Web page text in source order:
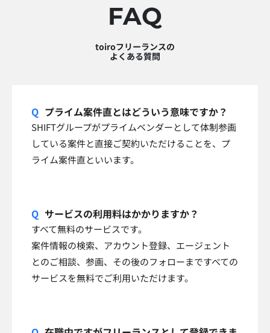
FAQ
toiroフリーランスの
よくある質問
プライム案件直とはどういう意味ですか？
SHIFTグループがプライムベンダーとして体制参画
している案件と直接ご契約いただけることを、プ
ライム案件直といいます。
サービスの利用料はかかりますか？
すべて無料のサービスです。
案件情報の検索、アカウント登録、エージェント
とのご相談、参画、その後のフォローまですべての
サービスを無料でご利用いただけます。